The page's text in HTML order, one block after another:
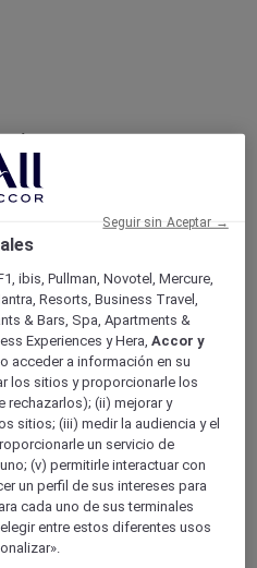
ibis, Pullman, Novotel, Mercure,
Resorts, Business Travel,
& Bars, Spa, Apartments &
Experiences y Hera,Accor y
acceder a información en su
los sitios y proporcionarle los
rechazarlos); (ii) mejorar y
sitios; (iii) medir la audiencia y el
un servicio de
(v) permitirle interactuar con
un perfil de sus intereses para
cada uno de sus terminales
entre estos diferentes usos
Seguir sin Aceptar →